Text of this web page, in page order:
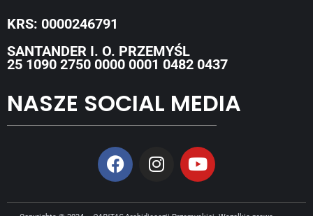
KRS: 0000246791
SANTANDER I. O. PRZEMYŚL
25 1090 2750 0000 0001 0482 0437
NASZE SOCIAL MEDIA